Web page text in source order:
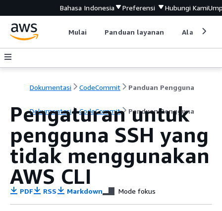
Bahasa Indonesia Preferensi Hubungi Kami
Mulai Panduan layanan Alat
Dokumentasi CodeCommit Panduan Pengguna
Dokumentasi CodeCommit Panduan Pengguna
Pengaturan untuk
pengguna SSH yang
tidak menggunakan
AWS CLI
PDF RSS Markdown Mode fokus